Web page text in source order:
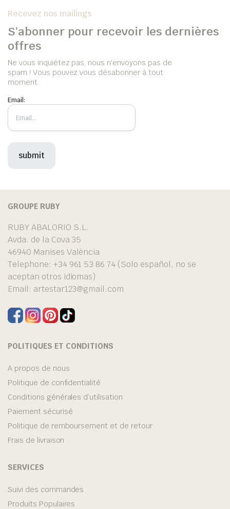
Recevez nos mailings
S'abonner pour recevoir les dernières
offres
Ne vous inquiétez pas, nous n'envoyons pas de
spam ! Vous pouvez vous désabonner à tout
moment.
Email:
GROUPE RUBY
RUBY ABALORIO S.L.
Avda. de la Cova 35
46940 Manises València
Telephone: +34 961 53 86 74 (Solo español, no se
aceptan otros idiomas)
Email: artestar123@gmail.com
POLITIQUES ET CONDITIONS
A propos de nous
Politique de confidentialité
Conditions générales d’utilisation
Paiement sécurisé
Politique de remboursement et de retour
Frais de livraison
SERVICES
Suivi des commandes
Produits Populaires